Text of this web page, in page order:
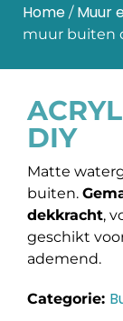
Home / Muur
muur buiten
DIY
Matte
buiten.
dekkracht,
geschikt
ademend.
Categorie: